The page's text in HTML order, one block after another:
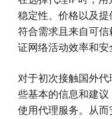
稳定性、价格以及
符合需求且来自可
证网络活动效率和安
对于初次接触国外
些基本的信息和建
使用代理服务。从